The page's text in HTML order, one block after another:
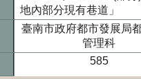
地內部分現有巷道」
臺南市政府都市發展局
管理科
585